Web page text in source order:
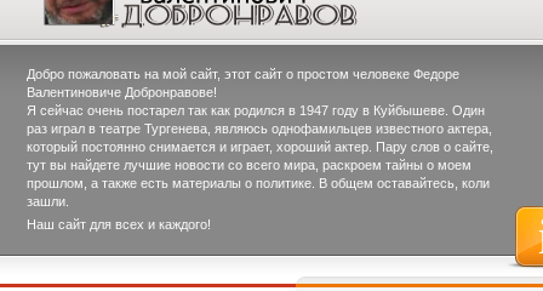
Добро пожаловать на мой сайт, этот сайт о простом человеке Федоре
Валентиновиче Добронравове!
Я сейчас очень постарел так как родился в 1947 году в Куйбышеве. Один
раз играл в театре Тургенева, являюсь однофамильцев известного актера,
который постоянно снимается и играет, хороший актер. Пару слов о сайте,
тут вы найдете лучшие новости со всего мира, раскроем тайны о моем
прошлом, а также есть материалы о политике. В общем оставайтесь, коли
зашли.
Наш сайт для всех и каждого!